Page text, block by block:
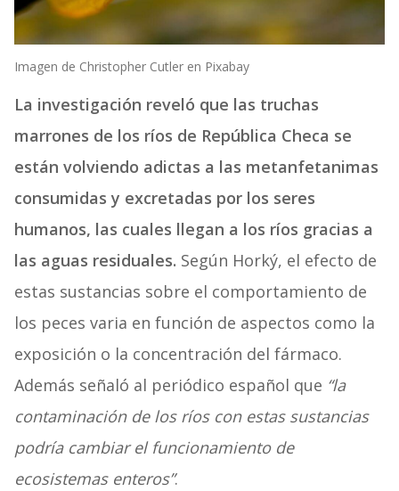
Imagen de Christopher Cutler en Pixabay
La investigación reveló que las truchas
marrones de los ríos de República Checa se
están volviendo adictas a las metanfetanimas
consumidas y excretadas por los seres
humanos, las cuales llegan a los ríos gracias a
las aguas residuales. Según Horký, el efecto de
estas sustancias sobre el comportamiento de
los peces varia en función de aspectos como la
exposición o la concentración del fármaco.
Además señaló al periódico español que “la
contaminación de los ríos con estas sustancias
podría cambiar el funcionamiento de
ecosistemas enteros”.